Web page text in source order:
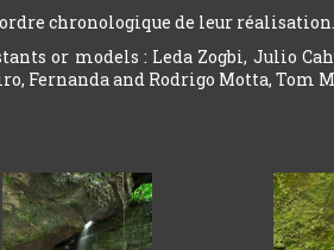
chronologique de leur réalisation.
or models : Leda Zogbi, Julio
Fernanda and Rodrigo Motta, Tom